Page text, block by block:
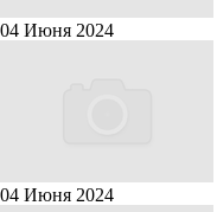
04 Июня 2024
04 Июня 2024